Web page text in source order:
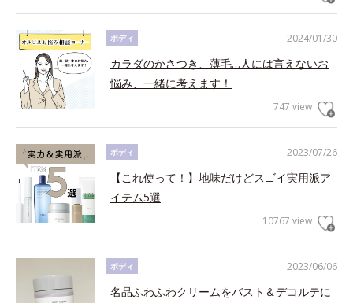
2024/01/30
ボディ
カラダのかさつき、薄毛…人には言えないお
悩み、一緒に考えます！
747 view
2023/07/26
ボディ
【これ使って！】地味だけどスゴイ実用派ア
イテム5選
10767 view
2023/06/06
ボディ
名品ふわふわクリームをバスト＆デコルテに